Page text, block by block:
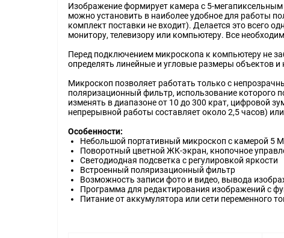
Изображение формирует камера с 5-
можно установить в наиболее удобное для работы
комплект поставки не входит). Делается это всего
монитору, телевизору или компьютеру. Все
Перед подключением микроскопа к компьютеру не
определять линейные и угловые размеры объектов
Микроскоп позволяет работать только с
поляризационный фильтр, использование которого
изменять в диапазоне от 10 до 300 крат, цифровой
непрерывной работы составляет около 2,5 часов)
Особенности:
Небольшой портативный микроскоп с камерой 5
Поворотный цветной ЖК-экран, кнопочное
Светодиодная подсветка с регулировкой яркости
Встроенный поляризационный фильтр
Возможность записи фото и видео, вывода
Программа для редактирования изображений с
Питание от аккумулятора или сети переменного